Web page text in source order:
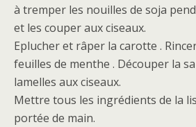
à tremper les nouilles de soja
et les couper aux ciseaux.
Eplucher et râper la carotte .
feuilles de menthe . Découper la
lamelles aux ciseaux.
Mettre tous les ingrédients de la
portée de main.